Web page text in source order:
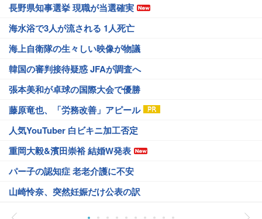
長野県知事選挙 現職が当選確実
海水浴で3人が流される 1人死亡
海上自衛隊の生々しい映像が物議
韓国の審判接待疑惑 JFAが調査へ
張本美和が卓球の国際大会で優勝
藤原竜也、「労務改善」アピール
人気YouTuber 白ビキニ加工否定
重岡大毅&濱田崇裕 結婚W発表
パー子の認知症 老老介護に不安
山崎怜奈、突然妊娠だけ公表の訳